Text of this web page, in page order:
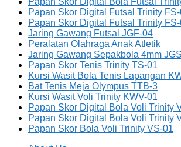
Papan Skor Digital Futsal Trinity
Papan Skor Digital Futsal Trinity
Jaring Gawang Futsal JGF-04
Peralatan Olahraga Anak Atletik
Jaring Gawang Sepakbola 4mm
Papan Skor Tenis Trinity TS-01
Kursi Wasit Bola Tenis Lapangan
Bat Tenis Meja Olympus TTB-3
Kursi Wasit Voli Trinity KWV-01
Papan Skor Digital Bola Voli Trinity
Papan Skor Digital Bola Voli Trinity
Papan Skor Bola Voli Trinity VS-01